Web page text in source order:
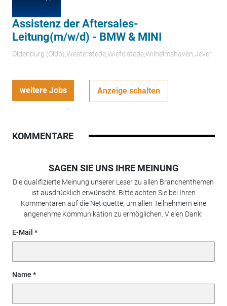
Assistenz der Aftersales-
Leitung(m/w/d) - BMW & MINI
Oldenburg (Oldb);Westerstede;Wiefelstede;Wilhelmshaven;Jever
weitere Jobs Anzeige schalten
KOMMENTARE
SAGEN SIE UNS IHRE MEINUNG
Die qualifizierte Meinung unserer Leser zu allen Branchenthemen
ist ausdrücklich erwünscht. Bitte achten Sie bei Ihren
Kommentaren auf die Netiquette, um allen Teilnehmern eine
angenehme Kommunikation zu ermöglichen. Vielen Dank!
E-Mail
Name